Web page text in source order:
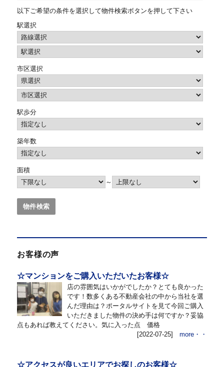
以下ご希望の条件を選択して物件検索ボタンを押して下さい
駅選択
市区選択
駅歩分
築年数
面積
～
お客様の声
☆マンションをご購入いただいたお客様☆
店の雰囲気はいかがでしたか？とても良かった
です！数多くある不動産会社の中から当社を選
んだ理由は？ポータルサイトを見て今回ご購入
いただきました物件の決め手は何ですか？妥協
点もあれば教えてください。気に入った点 価格
[2022-07-25] more・・
☆アクセスが良いエリアでお探しのお客様☆